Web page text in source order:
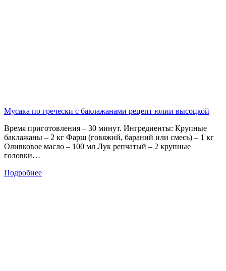
Мусака по гречески с баклажанами рецепт юлии высоцкой
Время приготовления – 30 минут. Ингредиенты: Крупные
баклажаны – 2 кг Фарш (говяжий, бараний или смесь) – 1 кг
Оливковое масло – 100 мл Лук репчатый – 2 крупные
головки…
Подробнее